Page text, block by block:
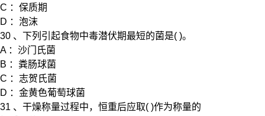
C ：保质期
D ：泡沫
30 、下列引起食物中毒潜伏期最短的菌是( )。
A ：沙门氏菌
B ：粪肠球菌
C ：志贺氏菌
D ：金黄色葡萄球菌
31 、干燥称量过程中，恒重后应取( )作为称量的